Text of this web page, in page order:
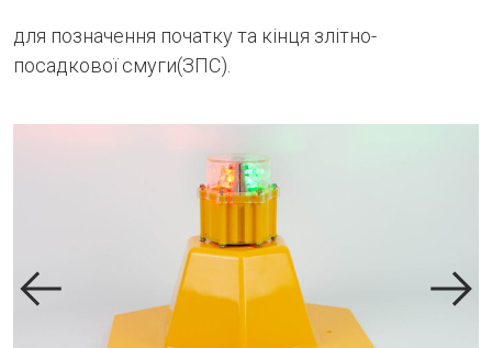
для позначення початку та кінця злітно-
посадкової смуги(ЗПС).